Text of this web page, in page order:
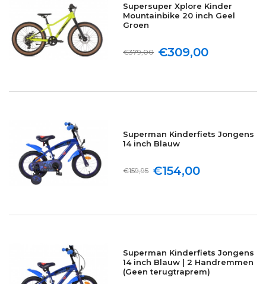
Supersuper Xplore Kinder
Mountainbike 20 inch Geel
Groen
€309,00
€379,00
Superman Kinderfiets Jongens
14 inch Blauw
€154,00
€159,95
Superman Kinderfiets Jongens
14 inch Blauw | 2 Handremmen
(Geen terugtraprem)